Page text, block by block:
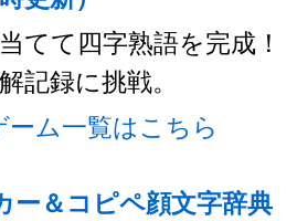
てて四字熟語を完成！
記録に挑戦。
ム一覧はこちら
ー＆コピペ顔文字辞典